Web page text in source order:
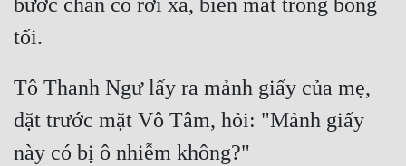
bước chân cô rời xa, biến mất trong bóng
tối.
Tô Thanh Ngư lấy ra mảnh giấy của mẹ,
đặt trước mặt Vô Tâm, hỏi: "Mảnh giấy
này có bị ô nhiễm không?"